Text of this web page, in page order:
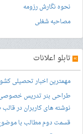
نحوه نگارش رزومه
مصاحبه شغلی
» تابلو اعلانات
مهمترین اخبار تحصیلی کشور
طراحی بنرتدریس خصوصی
نوشته های کاربران در قالب
قسمت دوم مطالب با